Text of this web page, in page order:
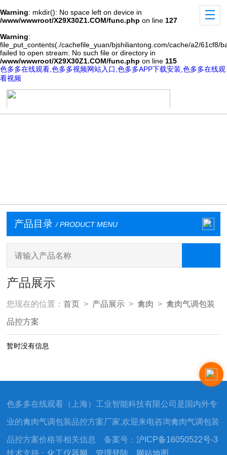
Warning: mkdir(): No space left on device in
/www/wwwroot/X29X30Z1.COM/func.php on line 127
Warning:
file_put_contents(./cachefile_yuan/bjshiliantong.com/cache/a2/61cf8/
failed to open stream: No such file or directory in
/www/wwwroot/X29X30Z1.COM/func.php on line 115
色多多在线观看,色多多视频网站入口,色多多APP下载安装,色多多在线观
看视频
产品目录 / PRODUCT MENU
产品展示
您现在的位置：首页 > 产品展示 >禽肉 >禽肉气调包装
品控方案
暂时没有信息
色多多在线观看（上海）工业智能科技有限公司是国内外专
业的禽肉气调包装品控方案厂家,欢迎来电咨询禽肉气调包装
品控方案价格等相关信息 备案号：沪ICP备16050522号-3